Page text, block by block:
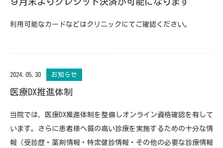
利用可能なカードなどはクリニックにてご確認ください。
2024.05.30 お知らせ
医療DX推進体制
当院では、医療DX推進体制を整備しオンライン資格確認を有して
います。さらに患者様へ質の高い診療を実施するための十分な情
報（受診歴・薬剤情報・特定健診情報・その他の必要な診療情報